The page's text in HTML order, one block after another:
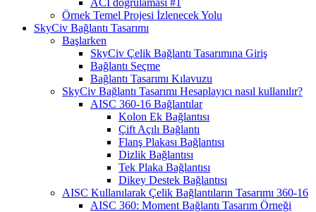
ACI doğrulaması #1
Örnek Temel Projesi İzlenecek Yolu
SkyCiv Bağlantı Tasarımı
Başlarken
SkyCiv Çelik Bağlantı Tasarımına Giriş
Bağlantı Seçme
Bağlantı Tasarımı Kılavuzu
SkyCiv Bağlantı Tasarımı Hesaplayıcı nasıl kullanılır?
AISC 360-16 Bağlantılar
Kolon Ek Bağlantısı
Çift Açılı Bağlantı
Flanş Plakası Bağlantısı
Dizlik Bağlantısı
Tek Plaka Bağlantısı
Dikey Destek Bağlantısı
AISC Kullanılarak Çelik Bağlantıların Tasarımı 360-16
AISC 360: Moment Bağlantı Tasarım Örneği